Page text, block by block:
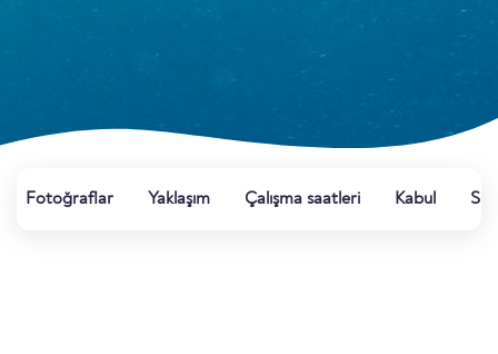
Fotoğraflar Yaklaşım Çalışma saatleri Kabul Su